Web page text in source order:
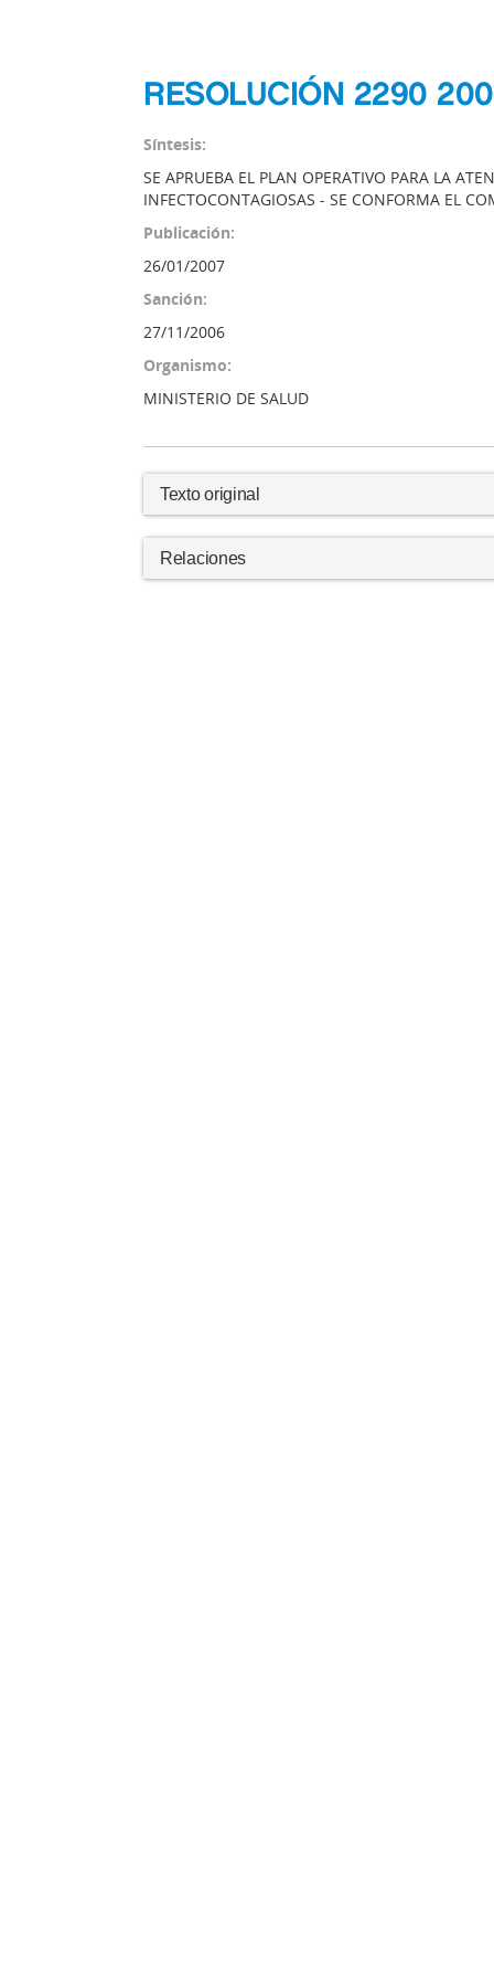
RESOLUCIÓN 2290
Síntesis:
SE APRUEBA EL PLAN OPERATIVO PARA LA
INFECTOCONTAGIOSAS - SE CONFORMA EL
Publicación:
26/01/2007
Sanción:
27/11/2006
Organismo:
MINISTERIO DE SALUD
Texto original
Relaciones